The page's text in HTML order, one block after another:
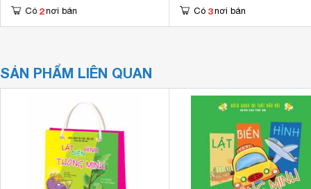
Có 2 nơi bán Có 3 nơi bán
SẢN PHẨM LIÊN QUAN